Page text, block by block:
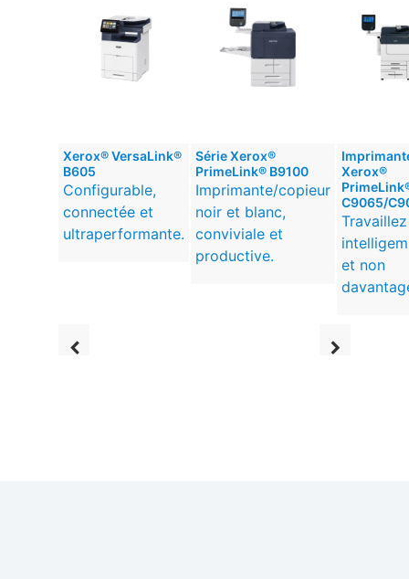
Xerox® VersaLink®
B605
Configurable,
connectée et
ultraperformante.
Série Xerox®
PrimeLink® B9100
Imprimante/copieur
noir et blanc,
conviviale et
productive.
Xerox®
C9065/
et non